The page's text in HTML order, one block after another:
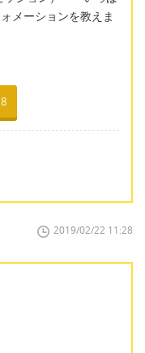
メーションを教えま
8
2019/02/22 11:28